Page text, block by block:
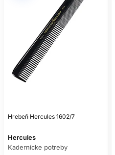
Hrebeň Hercules 1602/7
Hercules
Kadernícke potreby